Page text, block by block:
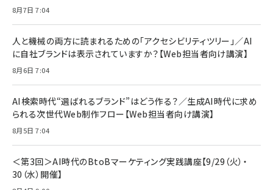
組織の成果を最大化する ルールのデザイン
￥1,980
Amazonランキングをもっと見る
全ワイヤレスイヤホン/アクティブノイズキャンセリ
技術基準適合】ブラック
￥5,990
ケーブル Anker絡まないケーブル 240W 結束バン
ド付き USB PD対応 シリコン素材採用 iPhone
17 / 16 / 15 / Galaxy iPad Pro MacBook
Pro/Air 各種対応 (1.8m ミッドナイトブラック)
￥1,890
サッポロ 生ビール 黒ラベル 350ml 缶 24本 ビー
ル ケース買い【6/30応募〆切! 黒ラベルビヤセラー
￥4,857
8月7日 7:04
人と機械の両方に読まれるための「アクセシビリティツリー」／AI
に自社ブランドは表示されていますか？【Web担当者向け講演】
8月6日 7:04
AI検索時代“選ばれるブランド”はどう作る？／生成AI時代に求め
られる次世代Web制作フロー【Web担当者向け講演】
8月5日 7:04
＜第3回＞AI時代のBtoBマーケティング実践講座【9/29（火）・
30（水）開催】